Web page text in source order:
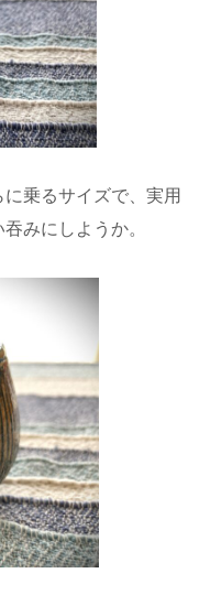
乗るサイズで、実用
みにしようか。